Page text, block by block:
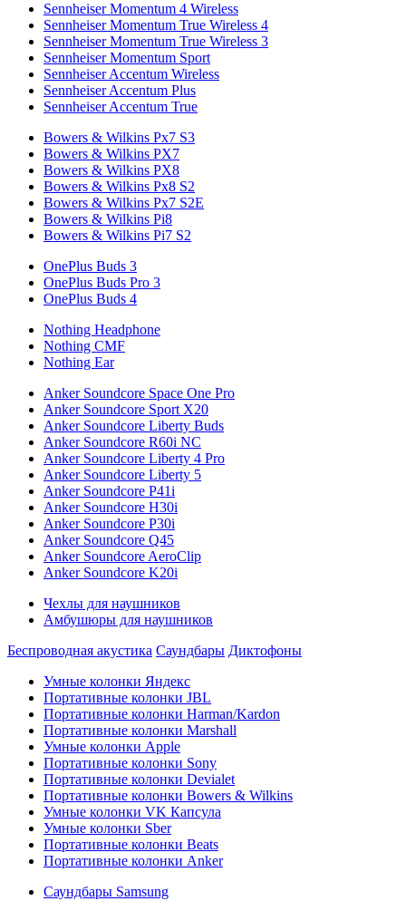
Sennheiser Momentum 4 Wireless
Sennheiser Momentum True Wireless 4
Sennheiser Momentum True Wireless 3
Sennheiser Momentum Sport
Sennheiser Accentum Wireless
Sennheiser Accentum Plus
Sennheiser Accentum True
Bowers & Wilkins Px7 S3
Bowers & Wilkins PX7
Bowers & Wilkins PX8
Bowers & Wilkins Px8 S2
Bowers & Wilkins Px7 S2E
Bowers & Wilkins Pi8
Bowers & Wilkins Pi7 S2
OnePlus Buds 3
OnePlus Buds Pro 3
OnePlus Buds 4
Nothing Headphone
Nothing CMF
Nothing Ear
Anker Soundcore Space One Pro
Anker Soundcore Sport X20
Anker Soundcore Liberty Buds
Anker Soundcore R60i NC
Anker Soundcore Liberty 4 Pro
Anker Soundcore Liberty 5
Anker Soundcore P41i
Anker Soundcore H30i
Anker Soundcore P30i
Anker Soundcore Q45
Anker Soundcore AeroClip
Anker Soundcore K20i
Чехлы для наушников
Амбушюры для наушников
Беспроводная акустика Саундбары Диктофоны
Умные колонки Яндекс
Портативные колонки JBL
Портативные колонки Harman/Kardon
Портативные колонки Marshall
Умные колонки Apple
Портативные колонки Sony
Портативные колонки Devialet
Портативные колонки Bowers & Wilkins
Умные колонки VK Капсула
Умные колонки Sber
Портативные колонки Beats
Портативные колонки Anker
Саундбары Samsung